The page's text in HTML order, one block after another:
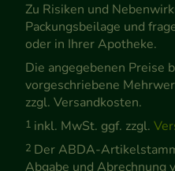
Zu Risiken und
Packungsbeilage und
oder in Ihrer Apotheke.
Die angegebenen Preise
vorgeschriebene
zzgl. Versandkosten.
1 inkl. MwSt. ggf. zzgl.
2 Der ABDA-
Abgabe und Abrechnung